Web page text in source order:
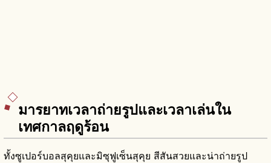
มารยาทเวลาถ่ายรูปและเวลาเล่นใน
เทศกาลฤดูร้อน
ทั้งซูเปอร์บอลสุคุยและมิซุฟูเซ็นสุคุย สีสันสวยและน่าถ่ายรูป